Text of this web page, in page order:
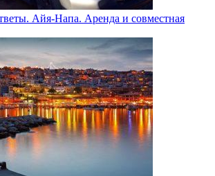
Айя-Напа. Аренда и совместная